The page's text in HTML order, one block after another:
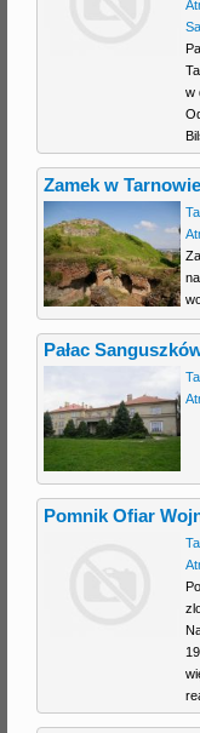
w
Zamek w Tarnowie
Pałac
Pomnik Ofiar